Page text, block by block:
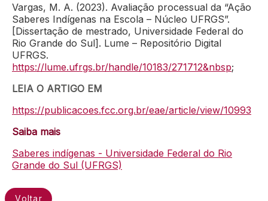
Vargas, M. A. (2023). Avaliação processual da “Ação
Saberes Indígenas na Escola – Núcleo UFRGS”.
[Dissertação de mestrado, Universidade Federal do
Rio Grande do Sul]. Lume – Repositório Digital
UFRGS.
https://lume.ufrgs.br/handle/10183/271712&nbsp;
LEIA O ARTIGO EM
https://publicacoes.fcc.org.br/eae/article/view/10993
Saiba mais
Saberes indígenas - Universidade Federal do Rio
Grande do Sul (UFRGS)
Voltar